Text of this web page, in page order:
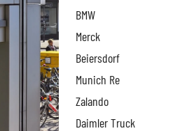
BMW
Merck
Beiersdorf
Munich Re
Zalando
Daimler Truck